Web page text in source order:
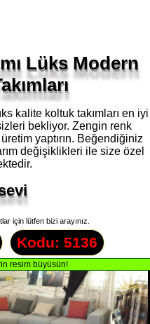
Lüks Modern
kalite koltuk takımları en iyi
bekliyor. Zengin renk
yaptırın. Beğendiğiniz
değişiklikleri ile size özel
için lütfen bizi arayınız.
Kodu: 5136